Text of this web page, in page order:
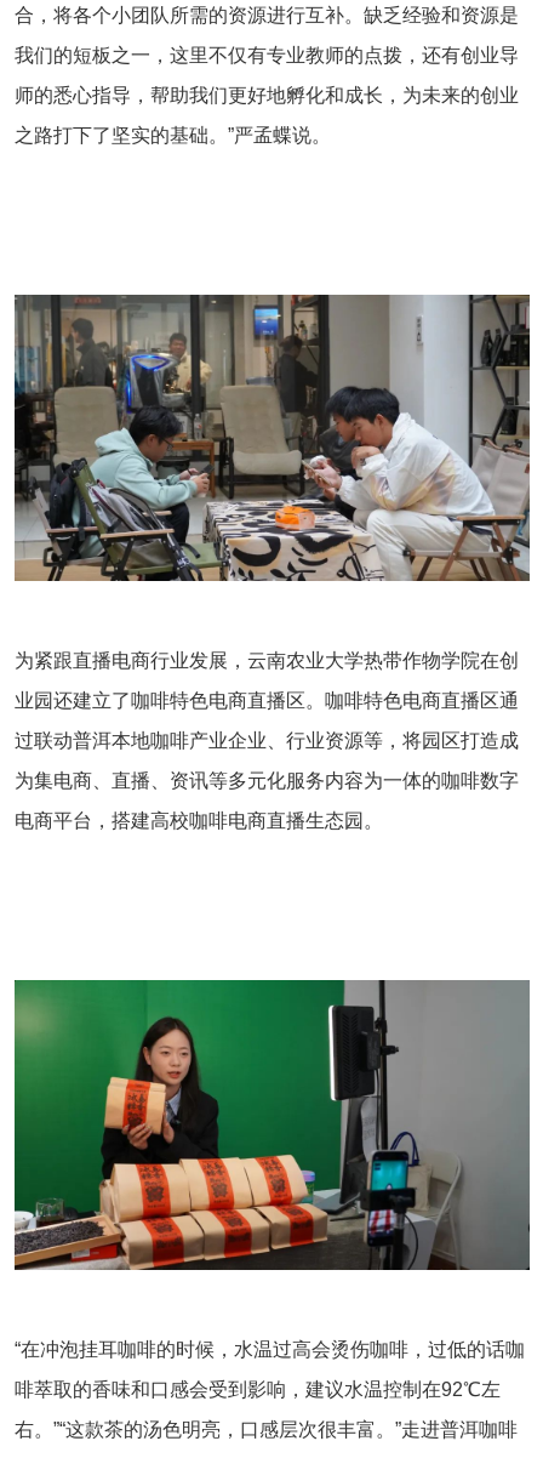
合，将各个小团队所需的资源进行互补。缺乏经验和资源是
我们的短板之一，这里不仅有专业教师的点拨，还有创业导
师的悉心指导，帮助我们更好地孵化和成长，为未来的创业
之路打下了坚实的基础。”严孟蝶说。
为紧跟直播电商行业发展，云南农业大学热带作物学院在创
业园还建立了咖啡特色电商直播区。咖啡特色电商直播区通
过联动普洱本地咖啡产业企业、行业资源等，将园区打造成
为集电商、直播、资讯等多元化服务内容为一体的咖啡数字
电商平台，搭建高校咖啡电商直播生态园。
“在冲泡挂耳咖啡的时候，水温过高会烫伤咖啡，过低的话咖
啡萃取的香味和口感会受到影响，建议水温控制在92℃左
右。”“这款茶的汤色明亮，口感层次很丰富。”走进普洱咖啡